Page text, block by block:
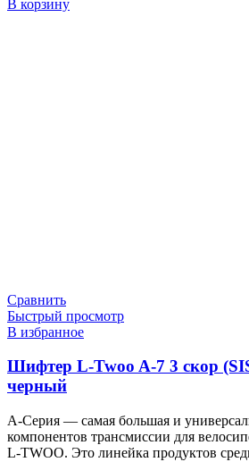
В корзину
Сравнить
Быстрый просмотр
В избранное
Шифтер L-Twoo A-7 3 скор
черный
A-Серия — самая большая и
компонентов трансмиссии для
L-TWOO. Это линейка продуктов